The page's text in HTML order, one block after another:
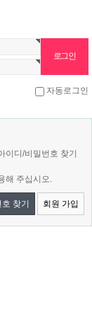
자동로그인
이디/비밀번호 찾기
해 주십시오.
찾기 회원 가입